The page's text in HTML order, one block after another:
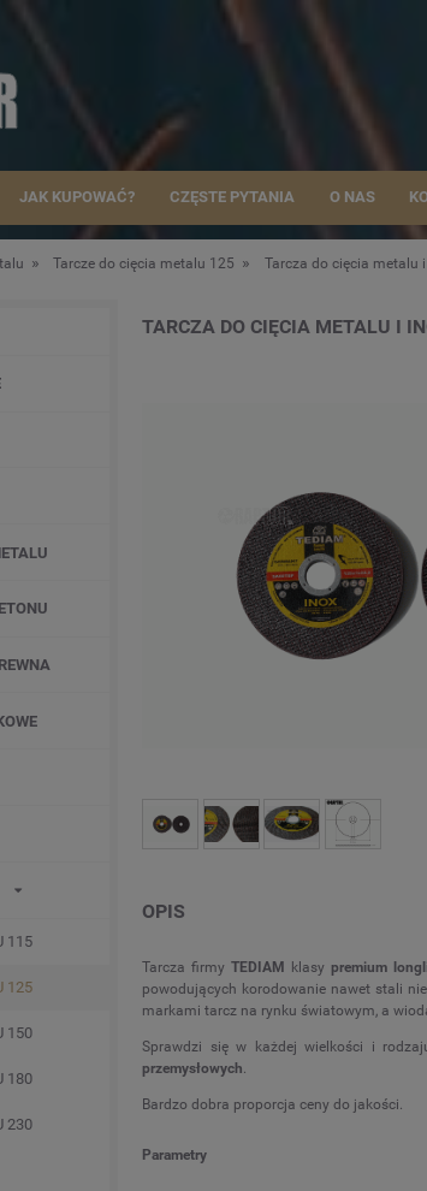
JAK KUPOWAĆ? CZĘSTE PYTANIA O NAS
» Tarcze do cięcia metalu 125 » Tarcza do cięcia metalu
115
125
150
180
230
TARCZA DO CIĘCIA METALU I
OPIS
Tarcza firmyTEDIAM klasy premium
powodujących korodowanie nawet stali
markami tarcz na rynku światowym, a
Sprawdzi się w każdej wielkości i
przemysłowych
Bardzo dobra proporcja ceny do jakości.
Parametry